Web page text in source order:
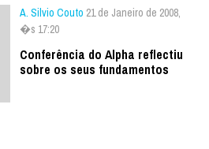
A. Silvio Couto 21 de Janeiro de 2008,
�s 17:20
Conferência do Alpha reflectiu
sobre os seus fundamentos